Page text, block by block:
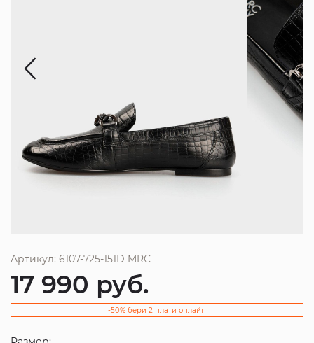
Артикул: 6107-725-151D MRC
17 990 руб.
-50% бери 2 плати онлайн